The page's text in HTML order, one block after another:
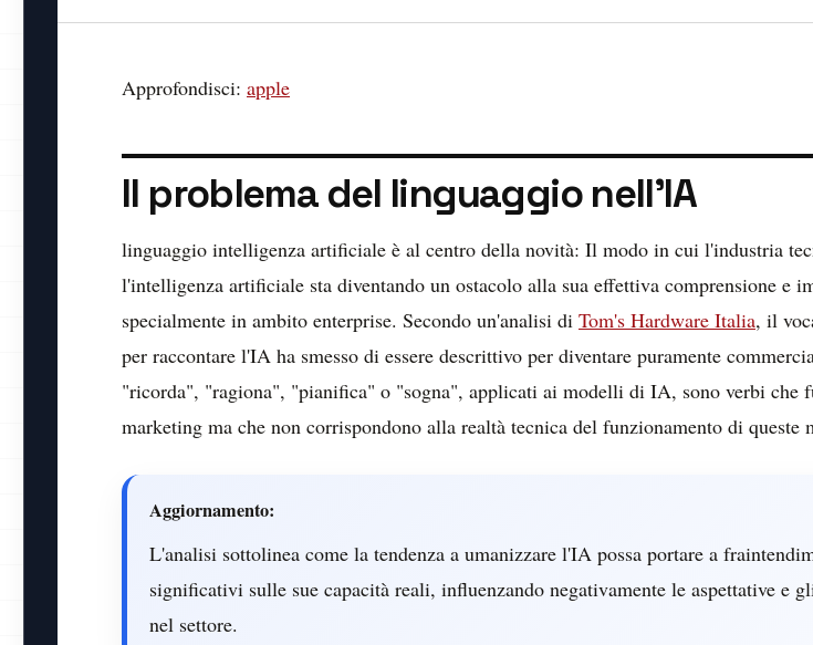
Approfondisci: apple
Il problema del linguaggio nell'IA
linguaggio intelligenza artificiale è al centro della novità: Il modo in cui l'industria
l'intelligenza artificiale sta diventando un ostacolo alla sua effettiva comprensione e
specialmente in ambito enterprise. Secondo un'analisi di Tom's Hardware Italia, il
per raccontare l'IA ha smesso di essere descrittivo per diventare puramente
"ricorda", "ragiona", "pianifica" o "sogna", applicati ai modelli di IA, sono verbi che
marketing ma che non corrispondono alla realtà tecnica del funzionamento di queste
Aggiornamento:
L'analisi sottolinea come la tendenza a umanizzare l'IA possa portare a
significativi sulle sue capacità reali, influenzando negativamente le aspettative e
nel settore.